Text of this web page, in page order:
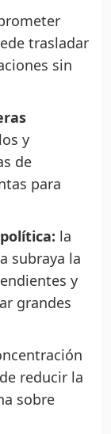
trasladar
sin
y
de
para
la
subraya la
y
grandes
reducir la
sobre